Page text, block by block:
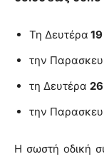
Τη Δευτέρα
την
τη Δευτέρα
την
Η σωστή οδική